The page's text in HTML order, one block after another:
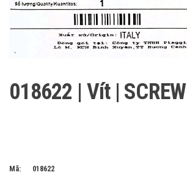
018622 | Vít | SCREW
Mã:
018622